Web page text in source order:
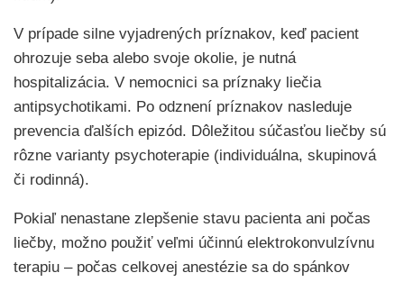
V prípade silne vyjadrených príznakov, keď pacient
ohrozuje seba alebo svoje okolie, je nutná
hospitalizácia. V nemocnici sa príznaky liečia
antipsychotikami. Po odznení príznakov nasleduje
prevencia ďalších epizód. Dôležitou súčasťou liečby sú
rôzne varianty psychoterapie (individuálna, skupinová
či rodinná).
Pokiaľ nenastane zlepšenie stavu pacienta ani počas
liečby, možno použiť veľmi účinnú elektrokonvulzívnu
terapiu – počas celkovej anestézie sa do spánkov